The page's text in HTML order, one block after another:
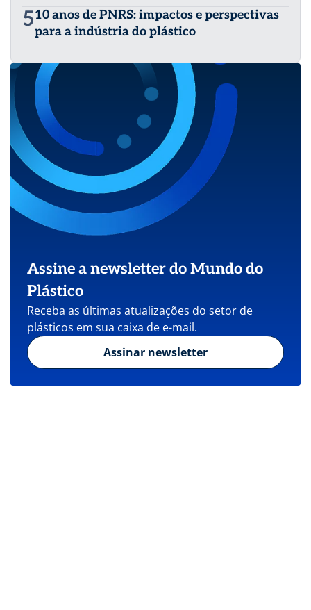
510 anos de PNRS: impactos e perspectivas
para a indústria do plástico
Assine a newsletter do Mundo do
Plástico
Receba as últimas atualizações do setor de
plásticos em sua caixa de e-mail.
Assinar newsletter